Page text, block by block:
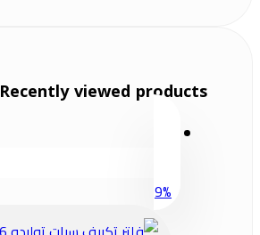
Recently viewed products
9%